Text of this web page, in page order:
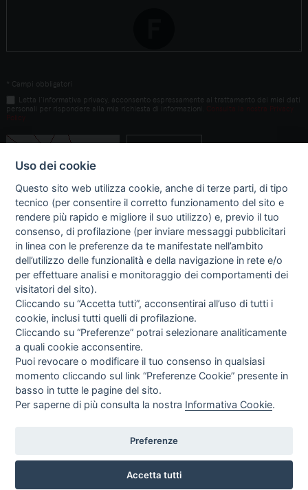
* Campi obbligatori
Letta l’informativa privacy, acconsento espressamente al trattamento dei miei dati
personali per rispondere alla mia richiesta di informazioni.
Consulta la nostra Privacy
Policy
Dove siamo
Fenci Group S.r.l.
Via Soriso, 72 - 00166 Roma
Tel. 392 9165456
P.I. 14534871000
Newsletter
Iscriviti alla newsletter per rimanere aggiornato
dati personali per finalità di marketing (newsletter, novità, promozioni,
Consulta la nostra Privacy Policy
Uso dei cookie
Questo sito web utilizza cookie, anche di terze parti, di tipo
tecnico (per consentire il corretto funzionamento del sito e
rendere più rapido e migliore il suo utilizzo) e, previo il tuo
consenso, di profilazione (per inviare messaggi pubblicitari
in linea con le preferenze da te manifestate nell’ambito
dell’utilizzo delle funzionalità e della navigazione in rete e/o
per effettuare analisi e monitoraggio dei comportamenti dei
visitatori del sito).
Cliccando su “Accetta tutti”, acconsentirai all’uso di tutti i
cookie, inclusi tutti quelli di profilazione.
Cliccando su “Preferenze” potrai selezionare analiticamente
a quali cookie acconsentire.
Puoi revocare o modificare il tuo consenso in qualsiasi
momento cliccando sul link “Preferenze Cookie” presente in
basso in tutte le pagine del sito.
Per saperne di più consulta la nostra Informativa Cookie.
Preferenze
Accetta tutti